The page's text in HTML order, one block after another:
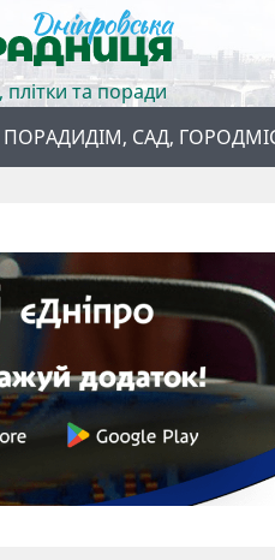
та поради
ПОРАДИДІМ, САД, ГОРОД